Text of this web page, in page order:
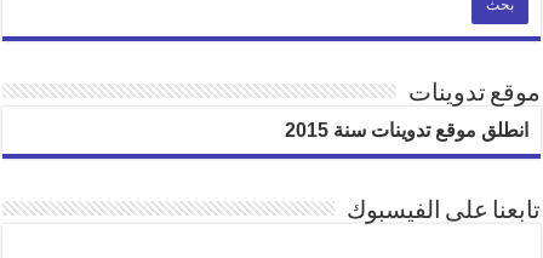
موقع تدوينات
انطلق موقع تدوينات سنة 2015
تابعنا على الفيسبوك